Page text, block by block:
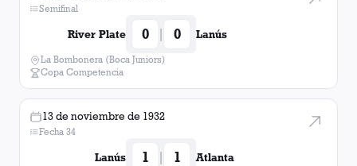
Semifinal
River Plate 0 | 0 Lanús
La Bombonera (Boca Juniors)
Copa Competencia
13 de noviembre de 1932
Fecha 34
Lanús 1 | 1 Atlanta